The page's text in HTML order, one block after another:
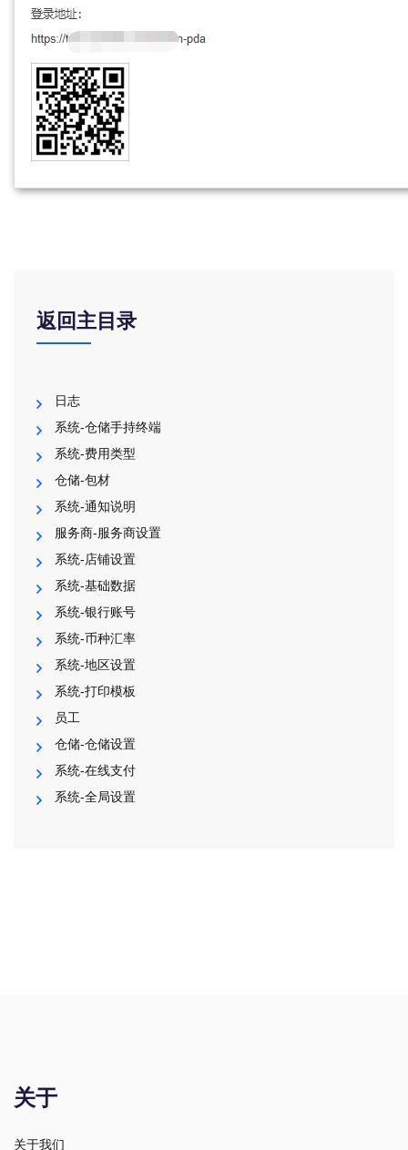
返回主目录
日志
系统-仓储手持终端
系统-费用类型
仓储-包材
系统-通知说明
服务商-服务商设置
系统-店铺设置
系统-基础数据
系统-银行账号
系统-币种汇率
系统-地区设置
系统-打印模板
员工
仓储-仓储设置
系统-在线支付
系统-全局设置
关于
关于我们